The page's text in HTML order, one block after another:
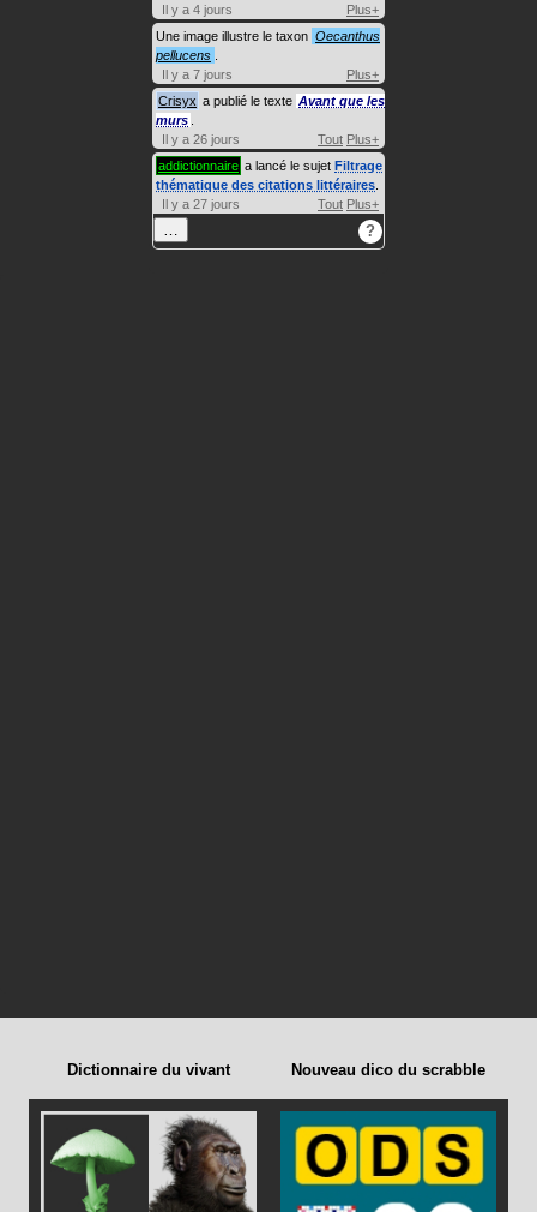
Il y a 4 jours
Plus+
Une image illustre le taxon Oecanthus
pellucens
Il y a 7 jours
Plus+
Crisyx a publié le texte Avant que les
murs
Il y a 26 jours
Tout Plus+
addictionnaire a lancé le sujet Filtrage
thématique des citations littéraires
Il y a 27 jours
Tout Plus+
?
Dictionnaire du vivant Nouveau dico du scrabble